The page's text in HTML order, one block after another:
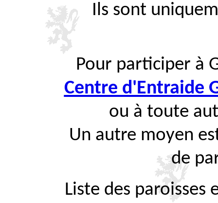
Ils sont
Pour participer à
Centre d'Entraide
ou à toute
Un autre moyen
de
Liste des paroisses